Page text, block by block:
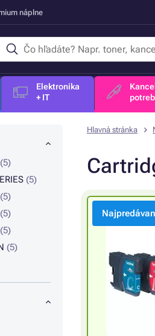
náplne
Elektronika
+ IT
(5)
(5)
(5)
(5)
(5)
(5)
Hlavná stránka